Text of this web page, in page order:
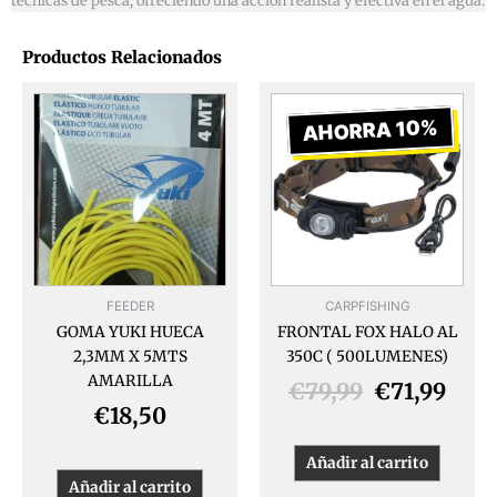
Productos Relacionados
FEEDER
GOMA YUKI HUECA
2,3MM X 5MTS
AMARILLA
€18,50
Añadir al carrito
AHORRA 10%
CARPFISHING
FRONTAL FOX HALO AL
350C ( 500LUMENES)
€79,99
El
precio
original
era:
€79,99.
€71,99
El
es:
Añadir al carrito